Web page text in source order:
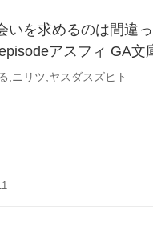
いを求めるのは間違
アスフィ GA文
,ニリツ,ヤスダスズヒト